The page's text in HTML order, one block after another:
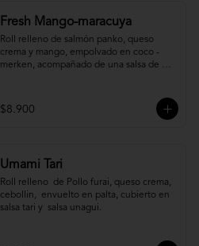
Fresh Mango-maracuya
Roll relleno de salmón panko, queso
crema y mango, empolvado en coco -
merken, acompañado de una salsa de
$8.900
Umami Tari
Roll relleno  de Pollo furai, queso crema,
cebollin,  envuelto en palta, cubierto en
salsa tari y  salsa unagui.